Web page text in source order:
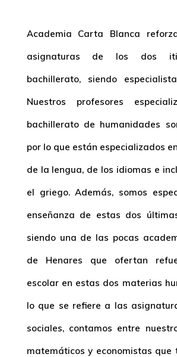
Academia Carta Blanca
asignaturas de los dos
bachillerato, siendo
Nuestros profesores
bachillerato de humanidades
por lo que están especializados
de la lengua, de los idiomas e
el griego. Además, somos
enseñanza de estas dos
siendo una de las pocas
de Henares que ofertan
escolar en estas dos materias
lo que se refiere a las
sociales, contamos entre
matemáticos y economistas que